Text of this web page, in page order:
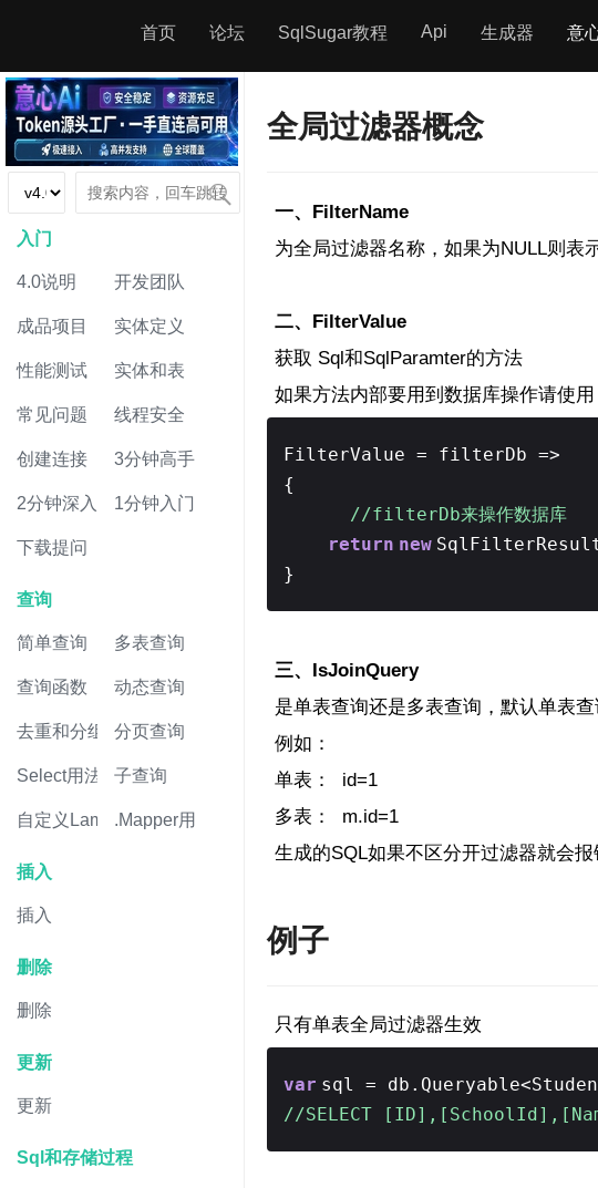
首页 论坛 SqlSugar教程 Api 生成器 意
入门
4.0说明 开发团队
成品项目 实体定义
性能测试 实体和表
常见问题 线程安全
创建连接 3分钟高手
2分钟深入 1分钟入门
下载提问
查询
简单查询 多表查询
查询函数 动态查询
去重和分组 分页查询
Select用法 子查询
自定义Lambda.Mapper用法
插入
插入
删除
删除
更新
更新
Sql和存储过程
全局过滤器概念
一、FilterName
为全局过滤器名称，如果为NULL则表
二、FilterValue
获取 Sql和SqlParamter的方法
如果方法内部要用到数据库操作请使
FilterValue = filterDb =>
{
//filterDb来操作数据库
return new
}
三、IsJoinQuery
是单表查询还是多表查询，默认单表
例如：
单表： id=1
多表： m.id=1
生成的SQL如果不区分开过滤器就会报
例子
只有单表全局过滤器生效
var sql =
//SELECT